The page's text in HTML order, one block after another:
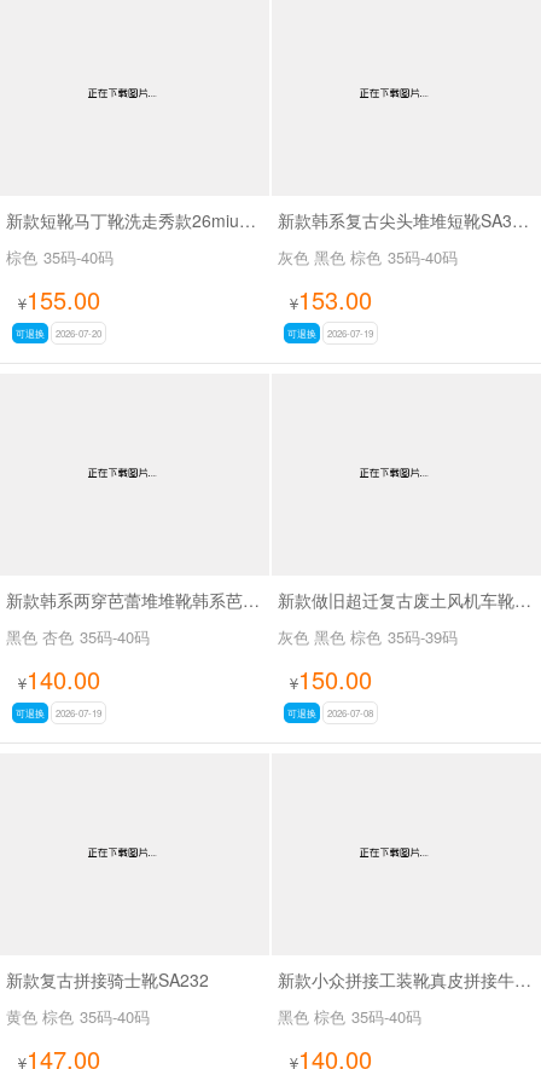
新款短靴马丁靴洗走秀款26miuSA1061
棕色 35码-40码
¥155.00
可退换 2026-07-20
新款韩系复古尖头堆堆短靴SA3050-2
灰色 黑色 棕色 35码-40码
¥153.00
可退换 2026-07-19
新款韩系两穿芭蕾堆堆靴韩系芭蕾两穿靴SA3030
黑色 杏色 35码-40码
¥140.00
可退换 2026-07-19
新款做旧超迁复古废土风机车靴SA8036
灰色 黑色 棕色 35码-39码
¥150.00
可退换 2026-07-08
新款复古拼接骑士靴SA232
黄色 棕色 35码-40码
¥147.00
新款小众拼接工装靴真皮拼接牛仔布SA111
黑色 棕色 35码-40码
¥140.00